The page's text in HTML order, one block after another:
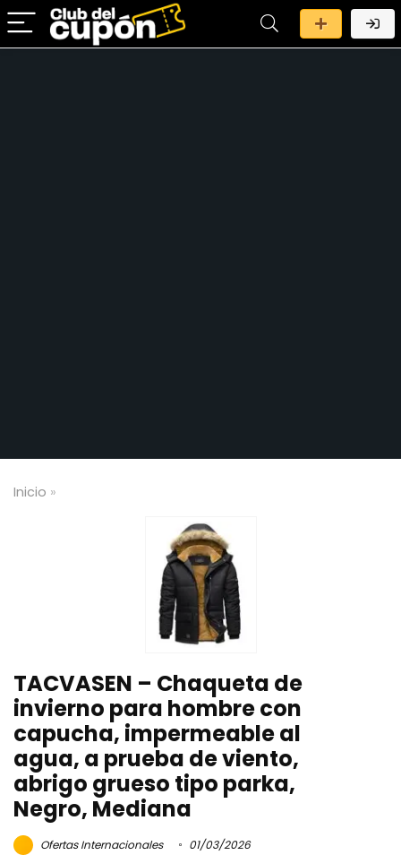
Inicio »
TACVASEN – Chaqueta de
invierno para hombre con
capucha, impermeable al
agua, a prueba de viento,
abrigo grueso tipo parka,
Negro, Mediana
Ofertas Internacionales 01/03/2026